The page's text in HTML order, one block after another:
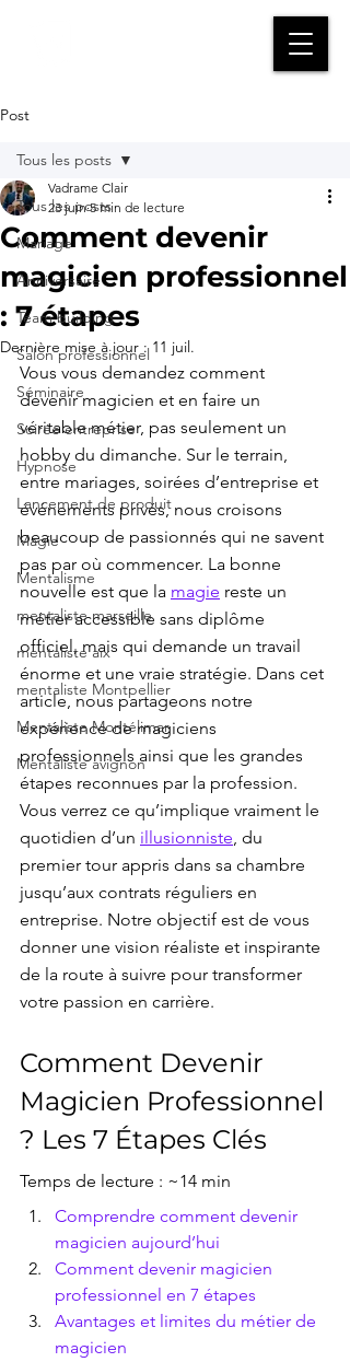
Post
Tous les posts
Mariage
Anniversaire
Team building
Salon professionnel
Séminaire
Soirée entreprise
Hypnose
Lancement de produit
Magie
Mentalisme
mentaliste marseille
mentaliste aix
mentaliste Montpellier
Mentaliste Montélimar
Mentaliste avignon
Tous les posts
Comment devenir
magicien professionnel
: 7 étapes
Vadrame Clair
23 juin 5 min de lecture
Dernière mise à jour : 11 juil.
Vous vous demandez comment
devenir magicien et en faire un
véritable métier, pas seulement un
hobby du dimanche. Sur le terrain,
entre mariages, soirées d’entreprise et
événements privés, nous croisons
beaucoup de passionnés qui ne savent
pas par où commencer. La bonne
nouvelle est que la magie reste un
métier accessible sans diplôme
officiel, mais qui demande un travail
énorme et une vraie stratégie. Dans cet
article, nous partageons notre
expérience de magiciens
professionnels ainsi que les grandes
étapes reconnues par la profession.
Vous verrez ce qu’implique vraiment le
quotidien d’un illusionniste, du
premier tour appris dans sa chambre
jusqu’aux contrats réguliers en
entreprise. Notre objectif est de vous
donner une vision réaliste et inspirante
de la route à suivre pour transformer
votre passion en carrière.
Comment Devenir
Magicien Professionnel
? Les 7 Étapes Clés
Temps de lecture : ~14 min
Comprendre comment devenir
magicien aujourd’hui
Comment devenir magicien
professionnel en 7 étapes
Avantages et limites du métier de
magicien